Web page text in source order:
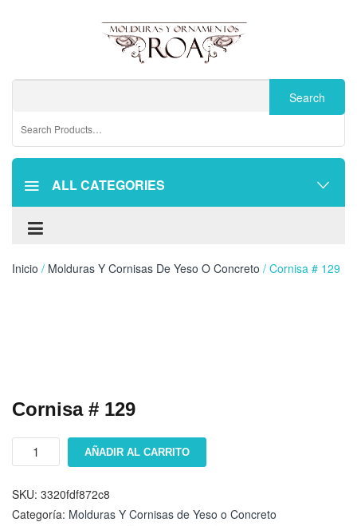
ALL CATEGORIES
Inicio / Molduras Y Cornisas De Yeso O Concreto / Cornisa # 129
Cornisa # 129
Cornisa
cantidad
AÑADIR AL CARRITO
SKU: 3320fdf872c8
Categoría: Molduras Y Cornisas de Yeso o Concreto